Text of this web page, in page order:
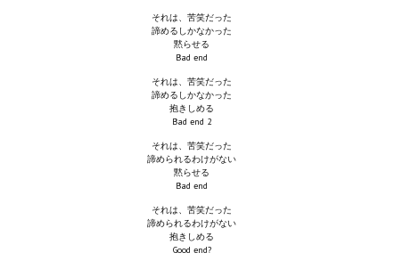
それは、苦笑だった
諦めるしかなかった
黙らせる
Bad end
それは、苦笑だった
諦めるしかなかった
抱きしめる
Bad end 2
それは、苦笑だった
諦められるわけがない
黙らせる
Bad end
それは、苦笑だった
諦められるわけがない
抱きしめる
Good end?